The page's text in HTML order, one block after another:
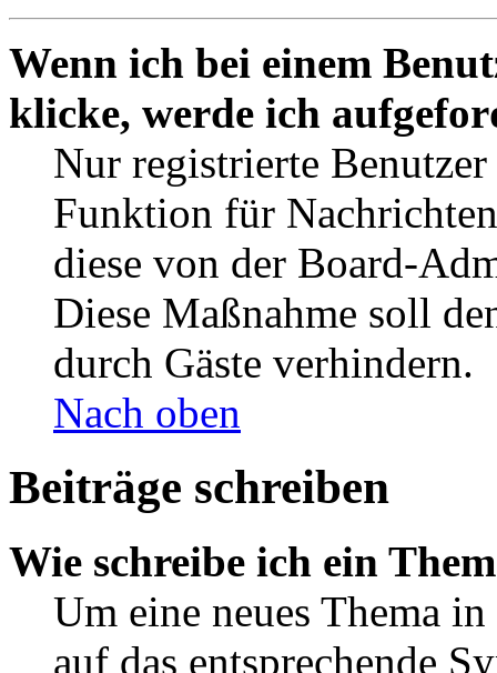
Wenn ich bei einem
klicke, werde ich
Nur registrierte
Funktion für
diese von der Board-
Diese Maßnahme soll
durch Gäste verhindern.
Nach oben
Beiträge schreiben
Wie schreibe ich ein
Um eine neues Thema
auf das entsprechende